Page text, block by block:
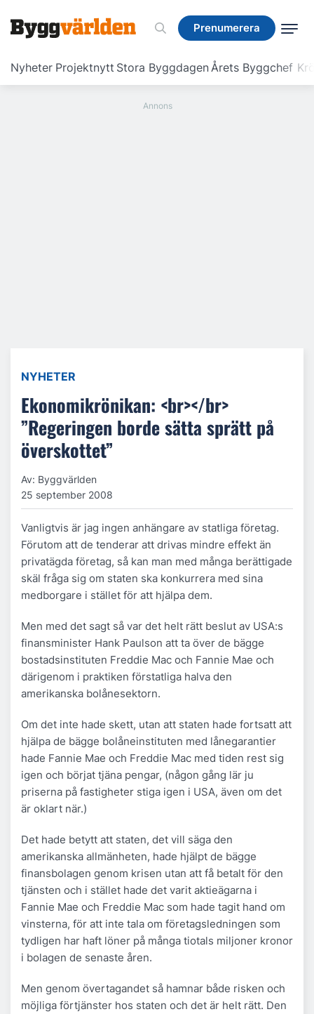
Prenumerera
Nyheter Projektnytt Stora ByggdagenÅrets Byggchef
Prenumerera
NYHETER
Ekonomikrönikan: <br></br>
”Regeringen borde sätta sprätt på
överskottet”
Av: Byggvärlden
25 september 2008
Vanligtvis är jag ingen anhängare av statliga företag.
Förutom att de tenderar att drivas mindre effekt än
privatägda företag, så kan man med många berättigade
skäl fråga sig om staten ska konkurrera med sina
medborgare i stället för att hjälpa dem.
Men med det sagt så var det helt rätt beslut av USA:s
finansminister Hank Paulson att ta över de bägge
bostadsinstituten Freddie Mac och Fannie Mae och
därigenom i praktiken förstatliga halva den
amerikanska bolånesektorn.
Om det inte hade skett, utan att staten hade fortsatt att
hjälpa de bägge bolåneinstituten med lånegarantier
hade Fannie Mae och Freddie Mac med tiden rest sig
igen och börjat tjäna pengar, (någon gång lär ju
priserna på fastigheter stiga igen i USA, även om det
är oklart när.)
Det hade betytt att staten, det vill säga den
amerikanska allmänheten, hade hjälpt de bägge
finansbolagen genom krisen utan att få betalt för den
tjänsten och i stället hade det varit aktieägarna i
Fannie Mae och Freddie Mac som hade tagit hand om
vinsterna, för att inte tala om företagsledningen som
tydligen har haft löner på många tiotals miljoner kronor
i bolagen de senaste åren.
Men genom övertagandet så hamnar både risken och
möjliga förtjänster hos staten och det är helt rätt. Den